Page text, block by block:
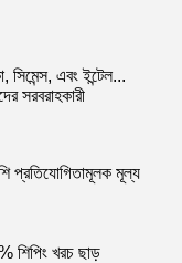
এবং ইন্টেল...
সরবরাহকারী
প্রতিযোগিতামূলক মূল্য
শিপিং খরচ ছাড়